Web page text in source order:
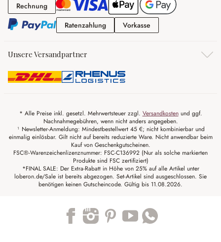
RechnungRechnung
RatenzahlungRatenzahlung
Vorkasse
Unsere Versandpartner
* Alle Preise inkl. gesetzl. Mehrwertsteuer zzgl. Versandkostenund ggf.
Nachnahmegebühren, wenn nicht anders angegeben.
¹ Newsletter-Anmeldung: Mindestbestellwert 45 €; nicht kombinierbar und
einmalig einlösbar. Gilt nicht auf bereits reduzierte Ware. Nicht anwendbar beim
Kauf von Geschenkgutscheinen.
FSC®-Warenzeichenlizenznummer: FSC-C136992 (Nur als solche markierten
Produkte sind FSC zertifiziert)
*FINAL SALE: Der Extra-Rabatt in Höhe von 25% auf alle Artikel unter
loberon.de/Sale ist bereits abgezogen. Set-Artikel sind ausgeschlossen. Sie
benötigen keinen Gutscheincode. Gültig bis 11.08.2026.